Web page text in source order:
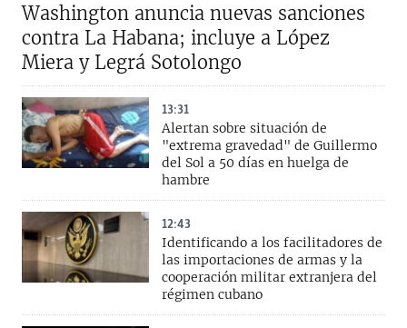
Washington anuncia nuevas sanciones
contra La Habana; incluye a López
Miera y Legrá Sotolongo
13:31
Alertan sobre situación de
"extrema gravedad" de Guillermo
del Sol a 50 días en huelga de
hambre
12:43
Identificando a los facilitadores de
las importaciones de armas y la
cooperación militar extranjera del
régimen cubano